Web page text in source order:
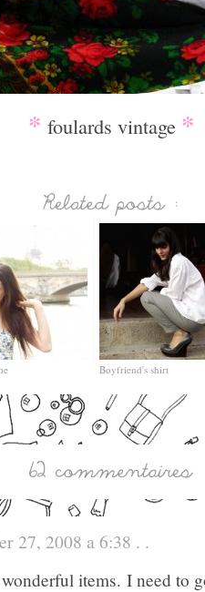
* foulards vintage *
Boyfriend's shirt
27, 2008 a 6:38 . .
items. I need to